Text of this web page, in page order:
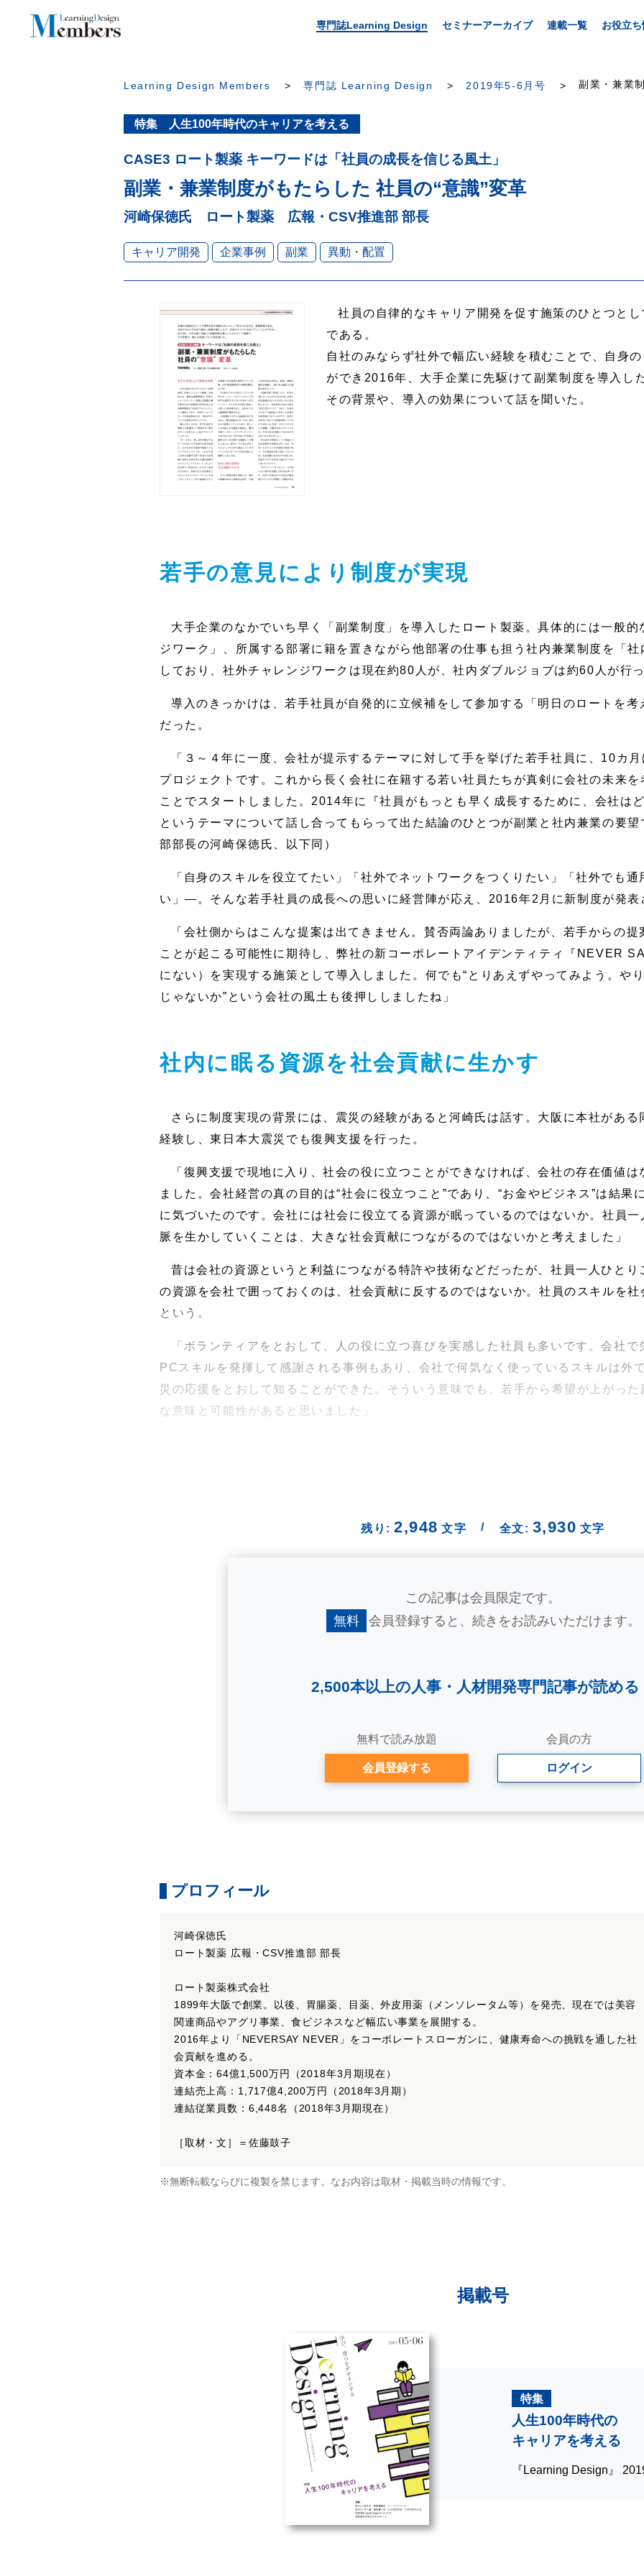
専門誌Learning Design セミナーアーカイブ 連載一覧 お役立
Learning Design Members 専門誌 Learning Design 2019年5-6月号 副業・兼業
特集 人生100年時代のキャリアを考える
CASE3 ロート製薬 キーワードは「社員の成長を信じる風土」
副業・兼業制度がもたらした 社員の“意識”変革
河崎保徳氏 ロート製薬 広報・CSV推進部 部長
キャリア開発 企業事例 副業 異動・配置
社員の自律的なキャリア開発を促す施策のひとつと
である。
自社のみならず社外で幅広い経験を積むことで、自身
ができ2016年、大手企業に先駆けて副業制度を導入し
その背景や、導入の効果について話を聞いた。
若手の意見により制度が実現
大手企業のなかでいち早く「副業制度」を導入したロート製薬。具体的には一般
ジワーク」、所属する部署に籍を置きながら他部署の仕事も担う社内兼業制度を「
しており、社外チャレンジワークは現在約80人が、社内ダブルジョブは約60人が行
導入のきっかけは、若手社員が自発的に立候補をして参加する「明日のロートを
だった。
「３～４年に一度、会社が提示するテーマに対して手を挙げた若手社員に、10カ
プロジェクトです。これから長く会社に在籍する若い社員たちが真剣に会社の未来
ことでスタートしました。2014年に『社員がもっとも早く成長するために、会社は
というテーマについて話し合ってもらって出た結論のひとつが副業と社内兼業の要
部部長の河崎保徳氏、以下同）
「自身のスキルを役立てたい」「社外でネットワークをつくりたい」「社外でも
い」―。そんな若手社員の成長への思いに経営陣が応え、2016年2月に新制度が発表
「会社側からはこんな提案は出てきません。賛否両論ありましたが、若手からの
ことが起こる可能性に期待し、弊社の新コーポレートアイデンティティ『NEVER
にない）を実現する施策として導入しました。何でも“とりあえずやってみよう。や
じゃないか”という会社の風土も後押ししましたね」
社内に眠る資源を社会貢献に生かす
さらに制度実現の背景には、震災の経験があると河崎氏は話す。大阪に本社があ
経験し、東日本大震災でも復興支援を行った。
「復興支援で現地に入り、社会の役に立つことができなければ、会社の存在価値
ました。会社経営の真の目的は“社会に役立つこと”であり、“お金やビジネス”は結果
に気づいたのです。会社には社会に役立てる資源が眠っているのではないか。社員
脈を生かしていくことは、大きな社会貢献につながるのではないかと考えました」
昔は会社の資源というと利益につながる特許や技術などだったが、社員一人ひと
の資源を会社で囲っておくのは、社会貢献に反するのではないか。社員のスキルを
という。
「ボランティアをとおして、人の役に立つ喜びを実感した社員も多いです。会社
PCスキルを発揮して感謝される事例もあり、会社で何気なく使っているスキルは外
災の応援をとおして知ることができた。そういう意味でも、若手から希望が上がっ
な意味と可能性があると思いました」
残り: 2,948 文字 / 全文: 3,930 文字
この記事は会員限定です。
無料
会員登録すると、 続きをお読みいただけます。
2,500本以上の人事・ 人材開発専門記事が読める
無料で読み放題
会員登録する
会員の方
ログイン
プロフィール
河崎保徳氏
ロート製薬 広報・CSV推進部 部長
ロート製薬株式会社
1899年大阪で創業。以後、胃腸薬、目薬、外皮用薬（メンソレータム等）を発売、現在では美容
関連商品やアグリ事業、食ビジネスなど幅広い事業を展開する。
2016年より「NEVERSAY NEVER」をコーポレートスローガンに、健康寿命への挑戦を通した社
会貢献を進める。
資本金：64億1,500万円（2018年3月期現在）
連結売上高：1,717億4,200万円（2018年3月期）
連結従業員数：6,448名（2018年3月期現在）
［取材・文］＝佐藤鼓子
※無断転載ならびに複製を禁じます。なお内容は取材・掲載当時の情報です。
掲載号
特集
人生100年時代の
キャリアを考える
『Learning Design』